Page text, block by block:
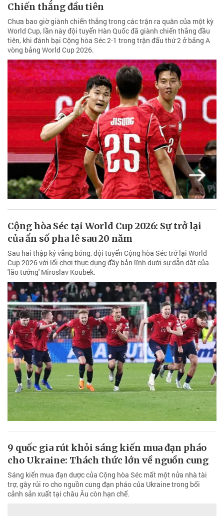
Chiến thắng đầu tiên
Chưa bao giờ giành chiến thắng trong các trận ra quân của một kỳ
World Cup, lần này đội tuyển Hàn Quốc đã giành chiến thắng đầu
tiên, khi đánh bại Cộng hòa Séc 2-1 trong trận đấu thứ 2 ở bảng A
vòng bảng World Cup 2026.
Cộng hòa Séc tại World Cup 2026: Sự trở lại
của ẩn số pha lê sau 20 năm
Sau hai thập kỷ vắng bóng, đội tuyển Cộng hòa Séc trở lại World
Cup 2026 với lối chơi thực dụng đầy bản lĩnh dưới sự dẫn dắt của
'lão tướng' Miroslav Koubek.
9 quốc gia rút khỏi sáng kiến mua đạn pháo
cho Ukraine: Thách thức lớn về nguồn cung
Sáng kiến mua đạn dược của Cộng hòa Séc mất một nửa nhà tài
trợ, gây rủi ro cho nguồn cung đạn pháo của Ukraine trong bối
cảnh sản xuất tại châu Âu còn hạn chế.